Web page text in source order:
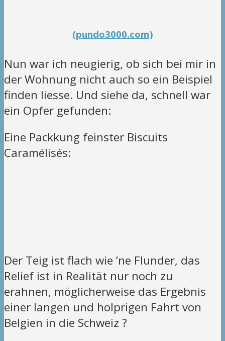
(pundo3000.com)
Nun war ich neugierig, ob sich bei mir in
der Wohnung nicht auch so ein Beispiel
finden liesse. Und siehe da, schnell war
ein Opfer gefunden:
Eine Packkung feinster Biscuits
Caramélisés:
Der Teig ist flach wie ’ne Flunder, das
Relief ist in Realität nur noch zu
erahnen, möglicherweise das Ergebnis
einer langen und holprigen Fahrt von
Belgien in die Schweiz ?